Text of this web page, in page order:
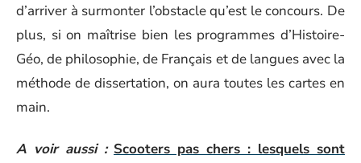
d’arriver à surmonter l’obstacle qu’est le concours. De
plus, si on maîtrise bien les programmes d’Histoire-
Géo, de philosophie, de Français et de langues avec la
méthode de dissertation, on aura toutes les cartes en
main.
A voir aussi : Scooters pas chers : lesquels sont